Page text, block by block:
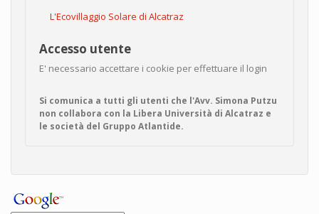
L'Ecovillaggio Solare di Alcatraz
Accesso utente
E' necessario accettare i cookie per effettuare il login
Si comunica a tutti gli utenti che l'Avv. Simona Putzu
non collabora con la Libera Università di Alcatraz e
le società del Gruppo Atlantide.